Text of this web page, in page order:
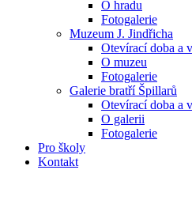
O hradu
Fotogalerie
Muzeum J. Jindřicha
Otevírací doba a
O muzeu
Fotogalerie
Galerie bratří Špillarů
Otevírací doba a
O galerii
Fotogalerie
Pro školy
Kontakt